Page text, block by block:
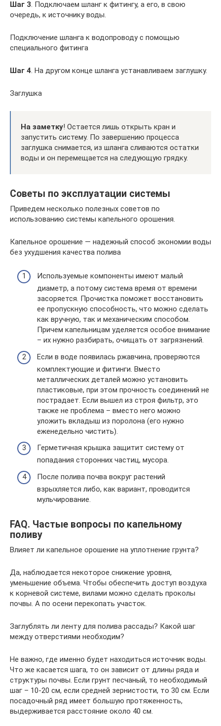
Шаг 3 . Подключаем шланг к фитингу, а его, в свою
очередь, к источнику воды.
Подключение шланга к водопроводу с помощью
специального фитинга
Шаг 4 . На другом конце шланга устанавливаем заглушку.
Заглушка
На заметку! Остается лишь открыть кран и
запустить систему. По завершению процесса
заглушка снимается, из шланга сливаются остатки
воды и он перемещается на следующую грядку.
Советы по эксплуатации системы
Приведем несколько полезных советов по
использованию системы капельного орошения.
Капельное орошение — надежный способ экономии воды
без ухудшения качества полива
Используемые компоненты имеют малый
диаметр, а потому система время от времени
засоряется. Прочистка поможет восстановить
ее пропускную способность, что можно сделать
как вручную, так и механическим способом.
Причем капельницам уделяется особое внимание
– их нужно разбирать, очищать от загрязнений.
Если в воде появилась ржавчина, проверяются
комплектующие и фитинги. Вместо
металлических деталей можно установить
пластиковые, при этом прочность соединений не
пострадает. Если вышел из строя фильтр, это
также не проблема – вместо него можно
уложить вкладыш из поролона (его нужно
еженедельно чистить).
Герметичная крышка защитит систему от
попадания сторонних частиц, мусора.
После полива почва вокруг растений
взрыхляется либо, как вариант, проводится
мульчирование.
FAQ. Частые вопросы по капельному
поливу
Влияет ли капельное орошение на уплотнение грунта?
Да, наблюдается некоторое снижение уровня,
уменьшение объема. Чтобы обеспечить доступ воздуха
к корневой системе, вилами можно сделать проколы
почвы. А по осени перекопать участок.
Заглублять ли ленту для полива рассады? Какой шаг
между отверстиями необходим?
Не важно, где именно будет находиться источник воды.
Что же касается шага, то он зависит от длины ряда и
структуры почвы. Если грунт песчаный, то необходимый
шаг – 10-20 см, если средней зернистости, то 30 см. Если
посадочный ряд имеет большую протяженность,
выдерживается расстояние около 40 см.